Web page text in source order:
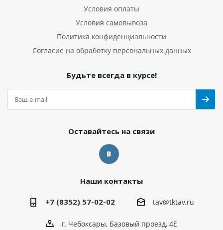
Условия оплаты
Условия самовывоза
Политика конфиденциальности
Согласие на обработку персональных данных
Будьте всегда в курсе!
Оставайтесь на связи
Наши контакты
+7 (8352) 57-02-02 tav@tktav.ru
г. Чебоксары, Базовый проезд, 4Е